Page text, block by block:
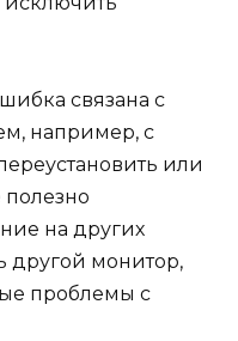
связана с
например, с
или
на других
другой монитор,
проблемы с